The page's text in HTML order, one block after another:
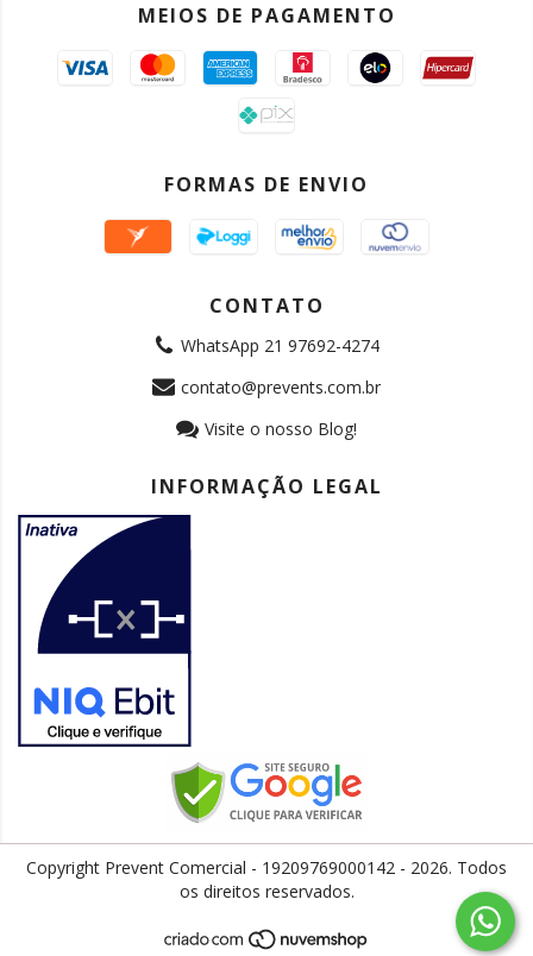
MEIOS DE PAGAMENTO
FORMAS DE ENVIO
CONTATO
WhatsApp 21 97692-4274
contato@prevents.com.br
Visite o nosso Blog!
INFORMAÇÃO LEGAL
Copyright Prevent Comercial - 19209769000142 - 2026. Todos
os direitos reservados.